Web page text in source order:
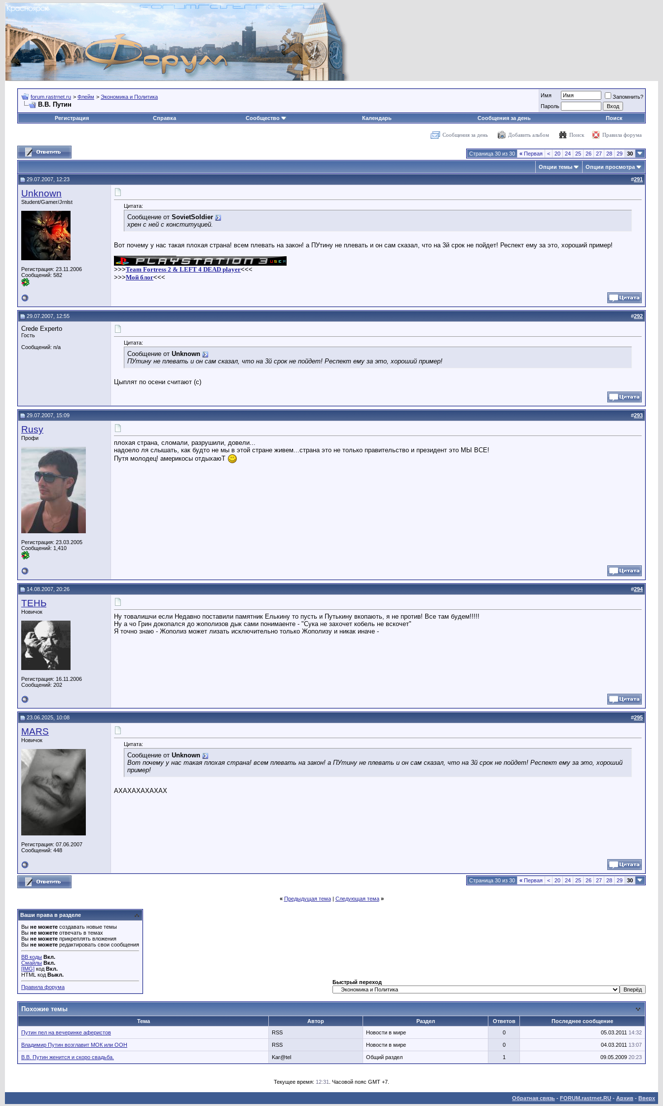
forum.rastrnet.ru > Флейм > Экономика и Политика
В.В. Путин
Имя
Запомнить?
Пароль
Регистрация
Справка Сообщество Календарь Сообщения за день Поиск
Сообщения за день Добавить альбом Поиск Правила форума
Страница 30 из 30 « Первая < 20 24 25 26 27 28 29 30
Опции темы Опции просмотра
29.07.2007, 12:23 #291
Unknown
Student/Gamer/Jrnlst
Регистрация: 23.11.2006
Сообщений: 582
Цитата:
Сообщение от SovietSoldier
хрен с ней с конституцией.
Вот почему у нас такая плохая страна! всем плевать на закон! а ПУтину не плевать и он сам сказал, что на 3й срок не пойдет! Респект ему за это, хороший пример!
>>>Team Fortress 2 & LEFT 4 DEAD player<<<
>>>Мой блог<<<
29.07.2007, 12:55 #292
Crede Experto
Гость
Сообщений: n/a
Цитата:
Сообщение от Unknown
ПУтину не плевать и он сам сказал, что на 3й срок не пойдет! Респект ему за это, хороший пример!
Цыплят по осени считают (c)
29.07.2007, 15:09 #293
Rusy
Профи
Регистрация: 23.03.2005
Сообщений: 1,410
плохая страна, сломали, разрушили, довели...
надоело ля слышать, как будто не мы в этой стране живем...страна это не только правительство и президент это МЫ ВСЕ!
Путя молодец! америкосы отдыхаюТ
14.08.2007, 20:26 #294
ТЕНЬ
Новичок
Регистрация: 16.11.2006
Сообщений: 202
Ну товалишчи если Недавно поставили памятник Елькину то пусть и Путькину вкопають, я не против! Все там будем!!!!!
Ну а чо Грин докопался до жополизов дык сами понимаенте - "Сука не захочет кобель не вскочет"
Я точно знаю - Жополиз может лизать исключительно только Жополизу и никак иначе -
23.06.2025, 10:08 #295
MARS
Новичок
Регистрация: 07.06.2007
Сообщений: 448
Цитата:
Сообщение от Unknown
Вот почему у нас такая плохая страна! всем плевать на закон! а ПУтину не плевать и он сам сказал, что на 3й срок не пойдет! Респект ему за это, хороший
пример!
АХАХАХАХАХАХ
Страница 30 из 30 « Первая < 20 24 25 26 27 28 29 30
« Предыдущая тема| Следующая тема »
Ваши права в разделе
Вы не можете создавать новые темы
Вы не можете отвечать в темах
Вы не можете прикреплять вложения
Вы не можете редактировать свои сообщения
BB коды Вкл.
Смайлы Вкл.
[IMG] код Вкл.
HTML код Выкл.
Правила форума
Быстрый переход
Похожие темы
Тема Автор Раздел Ответов
Последнее сообщение
Путин пел на вечеринке аферистов
RSS Новости в мире 0 05.03.2011 14:32
Владимир Путин возглавит МОК или ООН RSS Новости в мире 0 04.03.2011 13:07
В.В. Путин женится и скоро свадьба. Kar@tel Общий раздел 1 09.05.2009 20:23
Текущее время: 12:31 . Часовой пояс GMT +7.
Обратная связь - FORUM.rastrnet.RU - Архив - Вверх